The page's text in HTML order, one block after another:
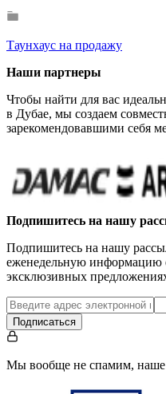
Таунхаус на продажу
Наши партнеры
Чтобы найти для вас
в Дубае, мы создаем
зарекомендовавшими себя
Подпишитесь на нашу
Подпишитесь на нашу
еженедельную информацию
эксклюзивных
Подписаться
Мы вообще не спамим,